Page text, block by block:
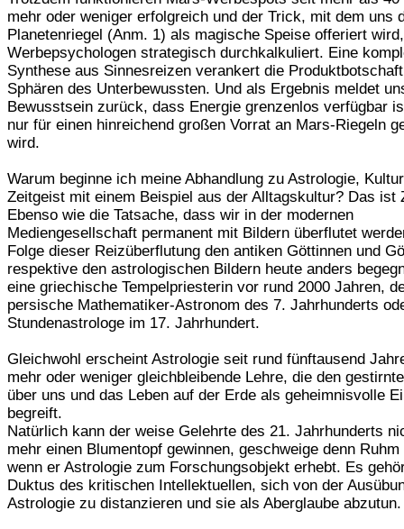
mehr oder weniger erfolgreich und der Trick, mit dem uns
Planetenriegel (Anm. 1) als magische Speise offeriert
Werbepsychologen strategisch durchkalkuliert. Eine
Synthese aus Sinnesreizen verankert die
Sphären des Unterbewussten. Und als Ergebnis meldet
Bewusstsein zurück, dass Energie grenzenlos verfügbar
nur für einen hinreichend großen Vorrat an Mars-Riegeln
wird.
Warum beginne ich meine Abhandlung zu Astrologie,
Zeitgeist mit einem Beispiel aus der Alltagskultur? Das ist
Ebenso wie die Tatsache, dass wir in der modernen
Mediengesellschaft permanent mit Bildern überflutet
Folge dieser Reizüberflutung den antiken Göttinnen und
respektive den astrologischen Bildern heute anders
eine griechische Tempelpriesterin vor rund 2000 Jahren,
persische Mathematiker-Astronom des 7. Jahrhunderts
Stundenastrologe im 17. Jahrhundert.
Gleichwohl erscheint Astrologie seit rund fünftausend
mehr oder weniger gleichbleibende Lehre, die den
über uns und das Leben auf der Erde als geheimnisvolle
begreift.
Natürlich kann der weise Gelehrte des 21. Jahrhunderts
mehr einen Blumentopf gewinnen, geschweige denn
wenn er Astrologie zum Forschungsobjekt erhebt. Es
Duktus des kritischen Intellektuellen, sich von der
Astrologie zu distanzieren und sie als Aberglaube abzutun.